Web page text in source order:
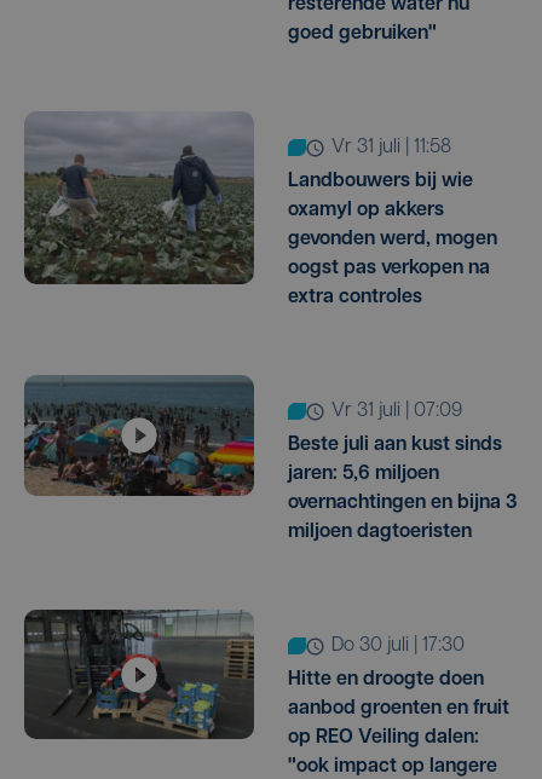
resterende water nu
goed gebruiken"
vr 31 juli | 11:58
Landbouwers bij wie
oxamyl op akkers
gevonden werd, mogen
oogst pas verkopen na
extra controles
vr 31 juli | 07:09
Beste juli aan kust sinds
jaren: 5,6 miljoen
overnachtingen en bijna 3
miljoen dagtoeristen
do 30 juli | 17:30
Hitte en droogte doen
aanbod groenten en fruit
op REO Veiling dalen:
"ook impact op langere